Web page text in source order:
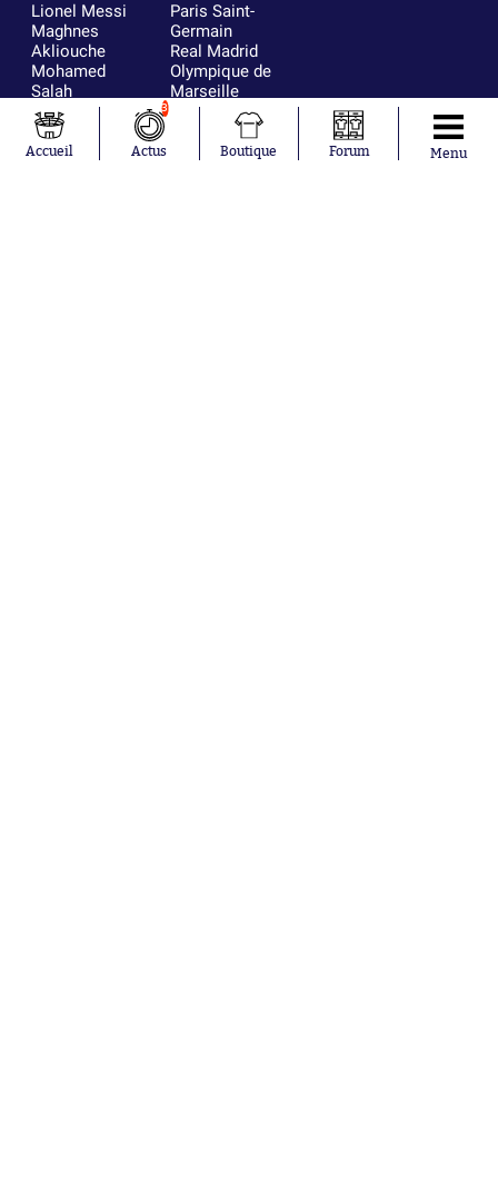
Lionel Messi
Maghnes
Akliouche
Mohamed
Salah
Neymar
Julián Álvarez
Ferrán Torres
Paris Saint-
Germain
Real Madrid
Olympique de
Marseille
FIFA
FC Barcelone
Argentine
Accueil
3
Actus Boutique Forum Menu